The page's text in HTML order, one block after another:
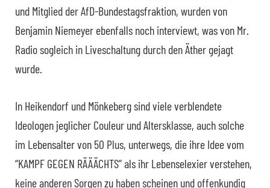
und Mitglied der AfD-Bundestagsfraktion, wurden von
Benjamin Niemeyer ebenfalls noch interviewt, was von Mr.
Radio sogleich in Liveschaltung durch den Äther gejagt
wurde.
In Heikendorf und Mönkeberg sind viele verblendete
Ideologen jeglicher Couleur und Altersklasse, auch solche
im Lebensalter von 50 Plus, unterwegs, die ihre Idee vom
“KAMPF GEGEN RÄÄÄCHTS” als ihr Lebenselexier verstehen,
keine anderen Sorgen zu haben scheinen und offenkundig